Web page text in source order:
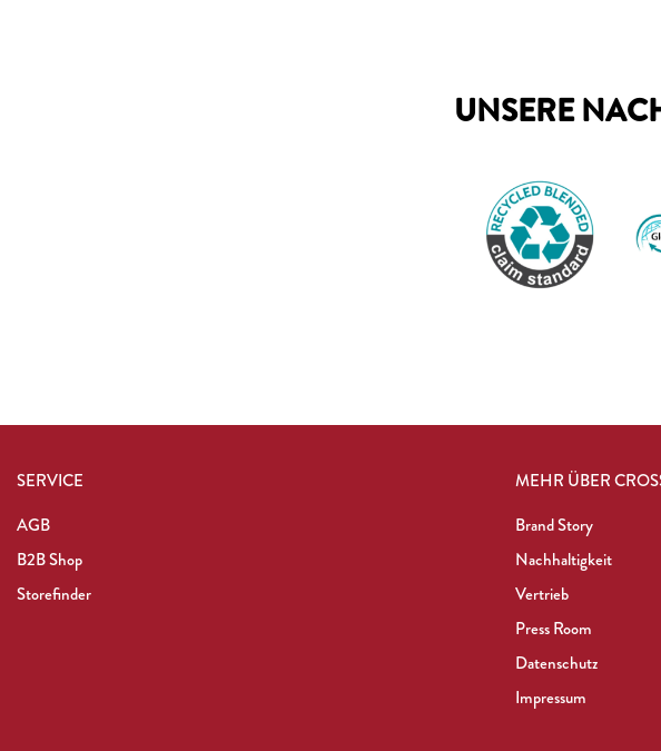
UNSERE
SERVICE
AGB
B2B Shop
Storefinder
MEHR ÜBER
Brand Story
Nachhaltigkeit
Vertrieb
Press Room
Datenschutz
Impressum